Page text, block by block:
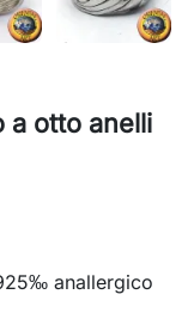
a otto anelli
anallergico